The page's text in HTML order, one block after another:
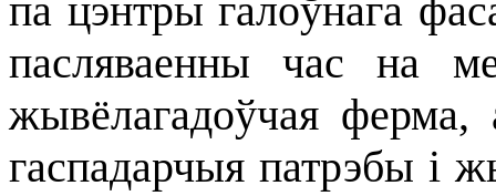
па цэнтры галоўнага
пасляваенны час на
жывёлагадоўчая
гаспадарчыя патрэбы і